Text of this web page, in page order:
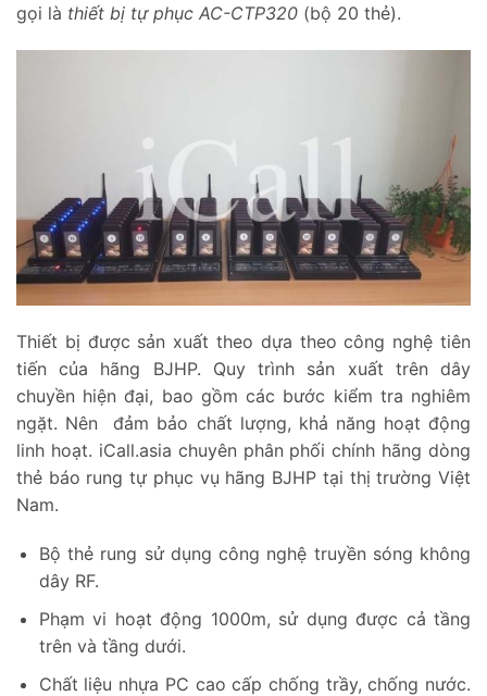
gọi là thiết bị tự phục AC-CTP320 (bộ 20 thẻ).
Thiết bị được sản xuất theo dựa theo công nghệ tiên
tiến của hãng BJHP. Quy trình sản xuất trên dây
chuyền hiện đại, bao gồm các bước kiểm tra nghiêm
ngặt. Nên đảm bảo chất lượng, khả năng hoạt động
linh hoạt. iCall.asia chuyên phân phối chính hãng dòng
thẻ báo rung tự phục vụ hãng BJHP tại thị trường Việt
Nam.
Bộ thẻ rung sử dụng công nghệ truyền sóng không
dây RF.
Phạm vi hoạt động 1000m, sử dụng được cả tầng
trên và tầng dưới.
Chất liệu nhựa PC cao cấp chống trầy, chống nước.